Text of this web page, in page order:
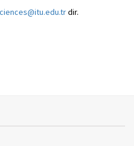
dir.